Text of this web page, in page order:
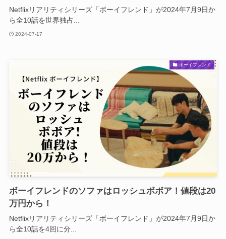
Netflixリアリティシリーズ「ボーイフレンド」が2024年7月9日か
ら全10話を世界独占...
2024-07-17
ボーイフレンド
ボーイフレンドのソファはロッシュボボア！値段は20
万円から！
Netflixリアリティシリーズ「ボーイフレンド」が2024年7月9日か
ら全10話を4回に分...